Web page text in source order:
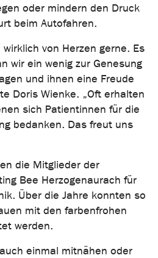
oder mindern den Druck
beim Autofahren.
von Herzen gerne. Es
wir ein wenig zur Genesung
und ihnen eine Freude
Doris Wienke. „Oft erhalten
sich Patientinnen für die
bedanken. Das freut uns
die Mitglieder der
Bee Herzogenaurach für
Über die Jahre konnten so
mit den farbenfrohen
werden.
einmal mitnähen oder